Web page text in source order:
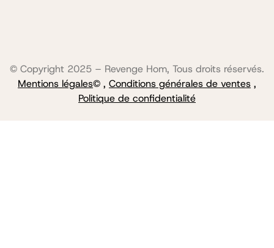
© Copyright 2025 – Revenge Hom, Tous droits réservés.
Mentions légales© , Conditions générales de ventes ,
Politique de confidentialité